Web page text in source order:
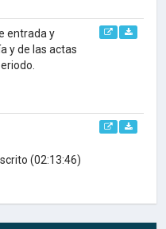
entrada y
y de las actas
(02:13:46)